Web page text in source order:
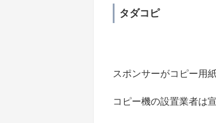
タダコピ
スポンサーがコピー用
コピー機の設置業者は